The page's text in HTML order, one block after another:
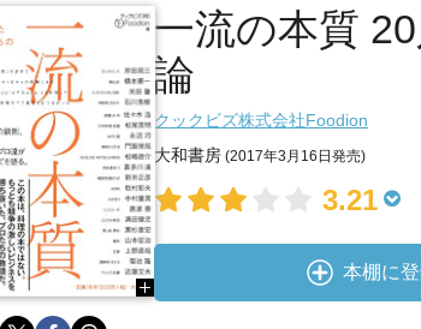
一流の本質
論
クックビズ株式会社Foodion
大和書房 (2017年3月16日発売)
3.21
本棚に